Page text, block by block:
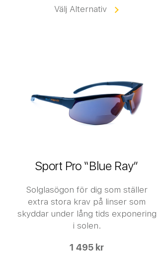
Välj Alternativ
Sport Pro “Blue Ray”
Solglasögon för dig som ställer
extra stora krav på linser som
skyddar under lång tids exponering
i solen.
1 495 kr